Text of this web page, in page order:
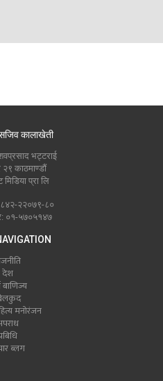
कालाखेती
भट्टराई
काठमाण्डौं
मिडिया प्रा लि
२२०७९-८०
०१-५७०५१४७
देश
बाणिज्य
मनोरंजन
ब्लग